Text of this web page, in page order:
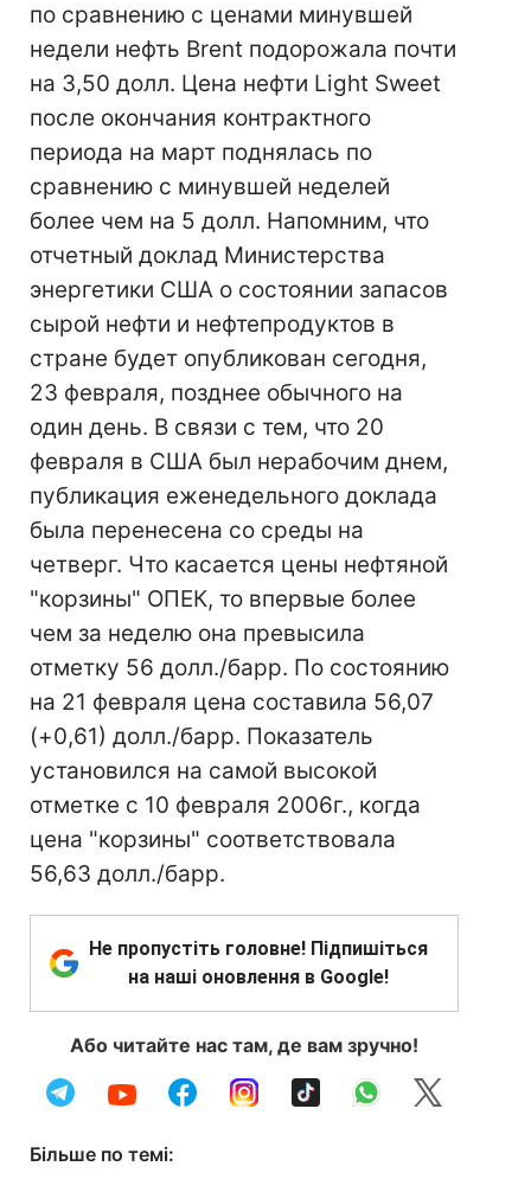
по сравнению с ценами минувшей
недели нефть Brent подорожала почти
на 3,50 долл. Цена нефти Light Sweet
после окончания контрактного
периода на март поднялась по
сравнению с минувшей неделей
более чем на 5 долл. Напомним, что
отчетный доклад Министерства
энергетики США о состоянии запасов
сырой нефти и нефтепродуктов в
стране будет опубликован сегодня,
23 февраля, позднее обычного на
один день. В связи с тем, что 20
февраля в США был нерабочим днем,
публикация еженедельного доклада
была перенесена со среды на
четверг. Что касается цены нефтяной
"корзины" ОПЕК, то впервые более
чем за неделю она превысила
отметку 56 долл./барр. По состоянию
на 21 февраля цена составила 56,07
(+0,61) долл./барр. Показатель
установился на самой высокой
отметке с 10 февраля 2006г., когда
цена "корзины" соответствовала
56,63 долл./барр.
Не пропустіть головне! Підпишіться
на наші оновлення в Google!
Або читайте нас там, де вам зручно!
Більше по темі: